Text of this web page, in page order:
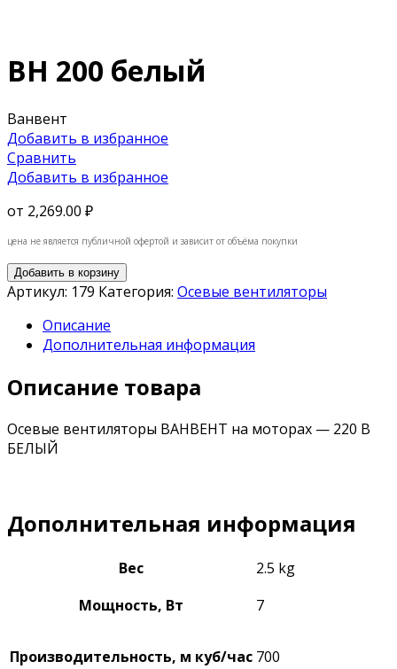
ВН 200 белый
Ванвент
Добавить в избранное
Сравнить
Добавить в избранное
от 2,269.00 ₽
цена не является публичной офертой и зависит от объёма покупки
Добавить в корзину
Артикул: 179 Категория: Осевые вентиляторы
Описание
Дополнительная информация
Описание товара
Осевые вентиляторы ВАНВЕНТ на моторах — 220 В
БЕЛЫЙ
Дополнительная информация
Вес
2.5 kg
Мощность, Вт
7
Производительность, м куб/час 700